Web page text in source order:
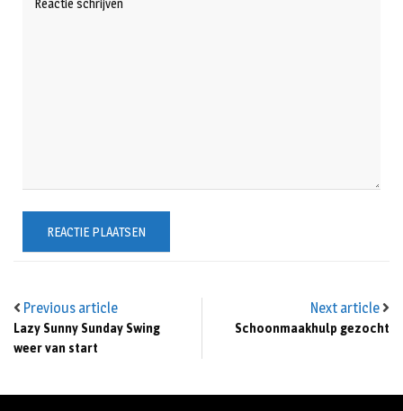
Previous article
Lazy Sunny Sunday Swing
weer van start
Next article
Schoonmaakhulp gezocht